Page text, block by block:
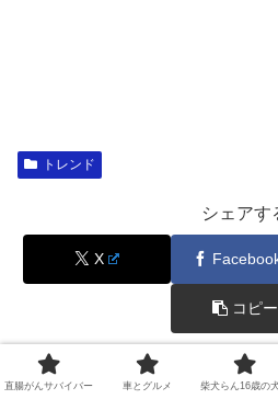
トレンド
シェアす
X
コピー
きのPをフォ
直腸がんサバイバー 車とグルメ 柴犬らん16歳の